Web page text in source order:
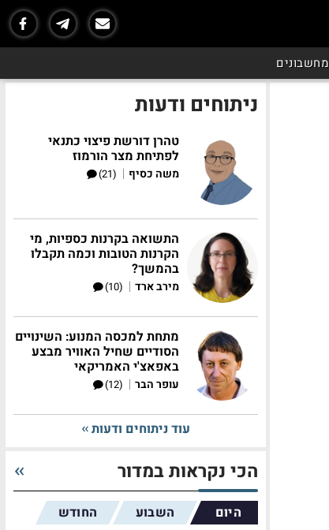
מחשבונים
ניתוחים ודעות
טהרן דורשת פיצוי כתנאי
לפתיחת מצר הורמוז
משה כסיף |
(21)
התשואה בקרנות כספיות, מי
הקרנות הטובות וכמה תקבלו
בהמשך?
מירב ארד |
(10)
מתחת למכסה המנוע: השינויים
הסודיים שחיל האוויר מבצע
באפאצ'י האמריקאי
עופר הבר |
(12)
עוד ניתוחים ודעות
הכי נקראות במדור
היום השבוע החודש